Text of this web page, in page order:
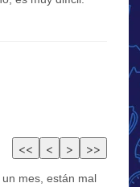
mes, están mal